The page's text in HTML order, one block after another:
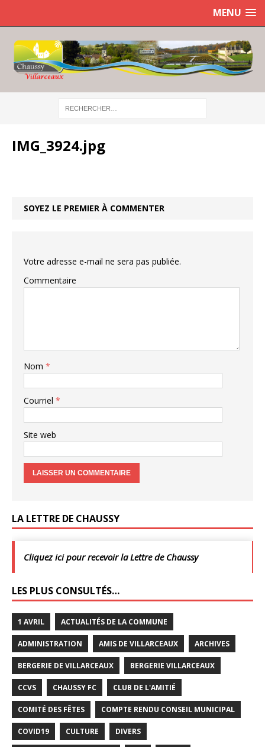
MENU
IMG_3924.jpg
SOYEZ LE PREMIER À COMMENTER
Votre adresse e-mail ne sera pas publiée.
Commentaire
Nom *
Courriel *
Site web
LA LETTRE DE CHAUSSY
Cliquez ici pour recevoir la Lettre de Chaussy
LES PLUS CONSULTÉS…
1 AVRIL ACTUALITÉS DE LA COMMUNE
ADMINISTRATION AMIS DE VILLARCEAUX ARCHIVES
BERGERIE DE VILLARCEAUX BERGERIE VILLARCEAUX
CCVS CHAUSSY FC CLUB DE L'AMITIÉ
COMITÉ DES FÊTES COMPTE RENDU CONSEIL MUNICIPAL
COVID19 CULTURE DIVERS